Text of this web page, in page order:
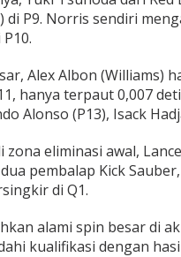
di P9. Norris sendiri
Alex Albon (Williams)
hanya terpaut 0,007
Alonso (P13), Isack
zona eliminasi awal,
pembalap Kick
di Q1.
alami spin besar di
kualifikasi dengan